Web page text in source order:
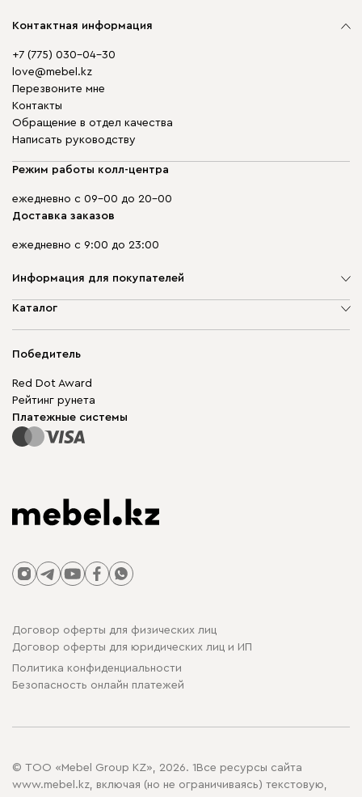
Контактная информация
+7 (775) 030-04-30
love@mebel.kz
Перезвоните мне
Контакты
Обращение в отдел качества
Написать руководству
Режим работы колл-центра
ежедневно с 09-00 до 20-00
Доставка заказов
ежедневно с 9:00 до 23:00
Информация для покупателей
О компании
Гарантия
Для бизнеса
Карта сайта
Каталог
Корпусная мебель
Модульная мебель
Столы и стулья
Победитель
Red Dot Award
Рейтинг рунета
Платежные системы
Договор оферты для физических лиц
Договор оферты для юридических лиц и ИП
Политика конфиденциальности
Безопасность онлайн платежей
© ТОО «Mebel Group KZ», 2026. 1Все ресурсы сайта
www.mebel.kz, включая (но не ограничиваясь) текстовую,